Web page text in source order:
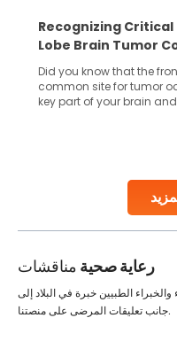
Recognizing
Lobe Brain Tumor
Did you know that the
common site for tumor
key part of your brain
رعاية صحية مناقشات
الطبيين خبرة في البلاد إلى
جانب تعليقات المرضى على منصتنا.